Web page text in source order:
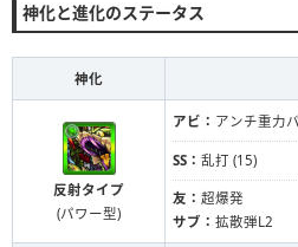
神化と進化のステータス
神化
反射タイプ
(パワー型)
アビ： アンチ重力
SS： 乱打 (15)
友： 超爆発
サブ： 拡散弾L2